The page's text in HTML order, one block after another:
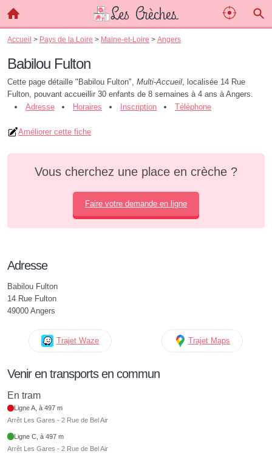
Accueil > Pays de la Loire > Maine-et-Loire > Angers
Babilou Fulton
Cette page détaille "Babilou Fulton", Multi-Accueil, localisée 14 Rue
Fulton, pouvant accueillir 30 enfants de 8 semaines à 4 ans à Angers.
Adresse
Horaires Inscription Téléphone
Améliorer cette fiche
Vous cherchez une place en crèche ?
Faire votre demande en ligne
Adresse
Babilou Fulton
14 Rue Fulton
49000 Angers
Trajet Waze Trajet Maps
Venir en transports en commun
En tram
Ligne A, à 497 m
Arrêt Les Gares - 2 Rue de Bel Air
Ligne C, à 497 m
Arrêt Les Gares - 2 Rue de Bel Air